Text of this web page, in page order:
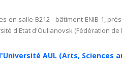
en salle B212 - bâtiment ENIB 1,
d'Etat d'Oulianovsk (Fédération
AUL (Arts, Sciences